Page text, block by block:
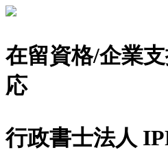
在留資格/企業
応
行政書士法人